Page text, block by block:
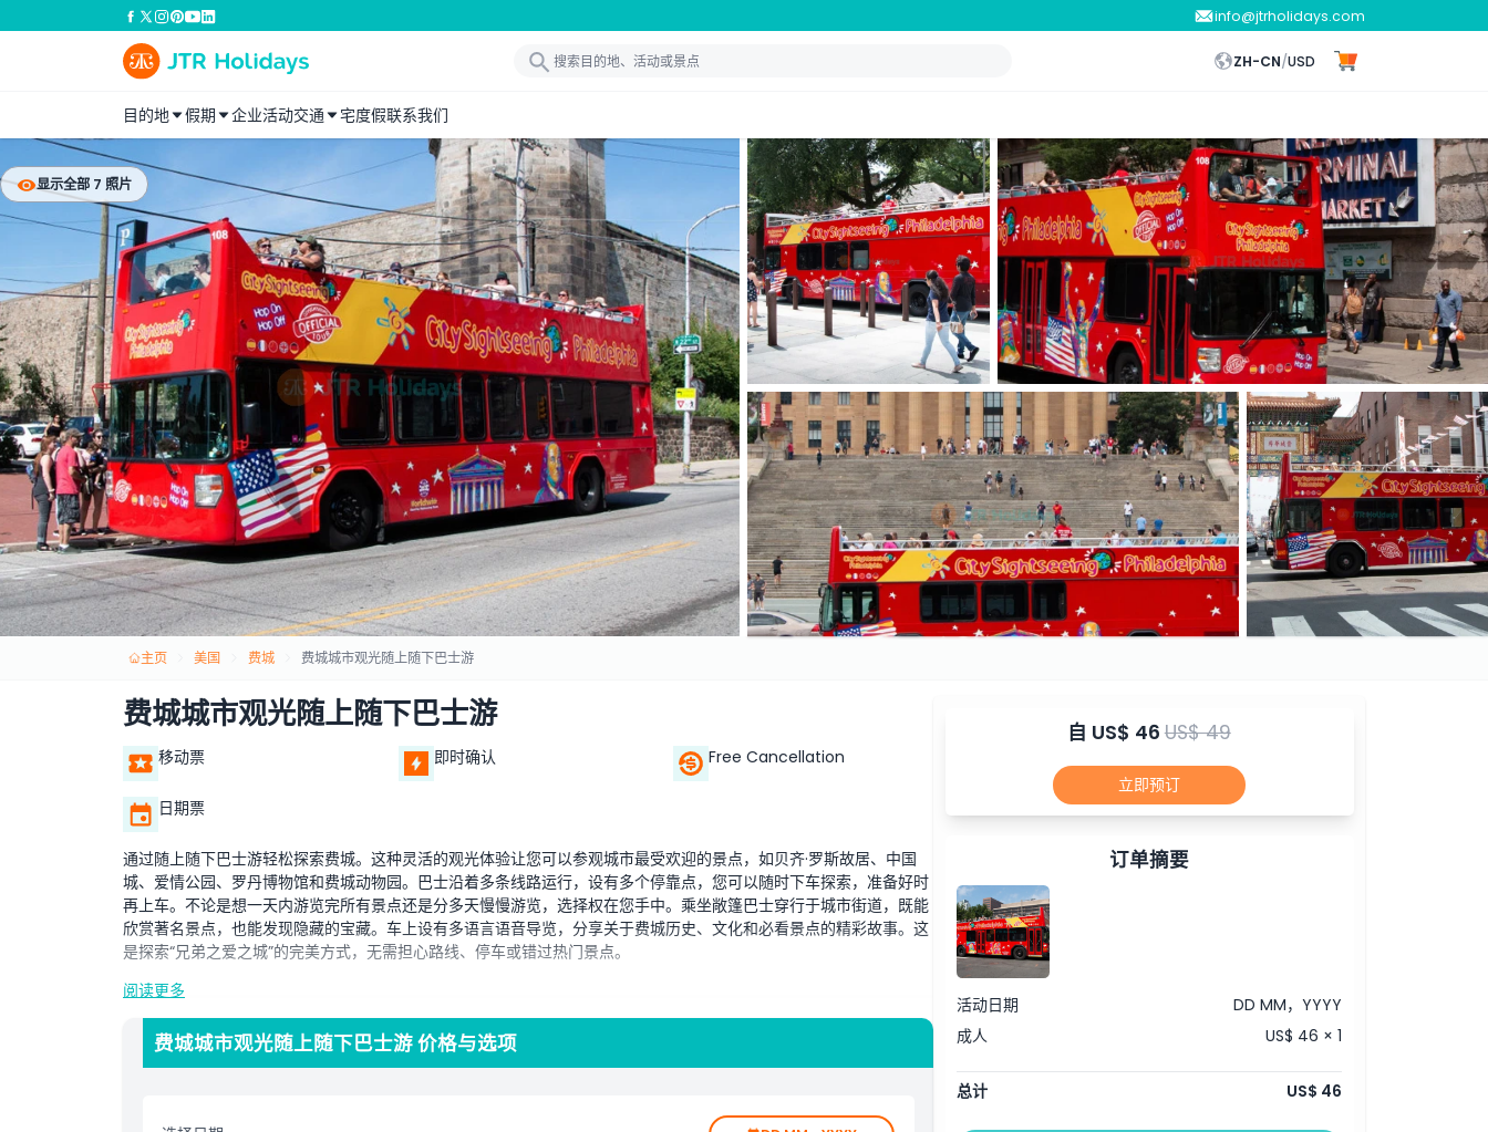
info@jtrholidays.com
ZH-CN/USD
目的地 假期 企业活动交通 宅度假联系我们
显示全部 7 照片
主页 美国 费城 费城城市观光随上随下巴士游
费城城市观光随上随下巴士游
移动票 即时确认 Free Cancellation
日期票
通过随上随下巴士游轻松探索费城。这种灵活的观光体验让您可以参观城市最受欢迎的景点，如贝齐·罗斯故居、中国
城、爱情公园、罗丹博物馆和费城动物园。巴士沿着多条线路运行，设有多个停靠点，您可以随时下车探索，准备好时
再上车。不论是想一天内游览完所有景点还是分多天慢慢游览，选择权在您手中。乘坐敞篷巴士穿行于城市街道，既能
欣赏著名景点，也能发现隐藏的宝藏。车上设有多语言语音导览，分享关于费城历史、文化和必看景点的精彩故事。这
是探索“兄弟之爱之城”的完美方式，无需担心路线、停车或错过热门景点。
亮点
阅读更多
费城城市观光随上随下巴士游 价格与选项
自 US$ 46US$ 49
立即预订
订单摘要
活动日期
DD MM，YYYY
成人
US$ 46 × 1
总计 US$ 46